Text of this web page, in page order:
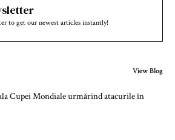
to get our newest articles instantly!
View Blog